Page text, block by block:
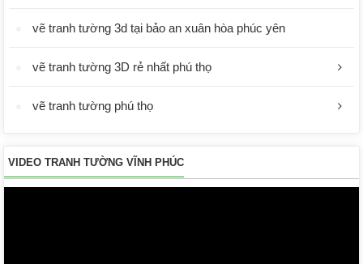
vẽ tranh tường 3d tại bảo an xuân hòa phúc yên
vẽ tranh tường 3D rẻ nhất phú thọ
vẽ tranh tường phú thọ
VIDEO TRANH TƯỜNG VĨNH PHÚC